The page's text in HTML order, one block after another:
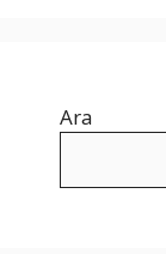
Ara